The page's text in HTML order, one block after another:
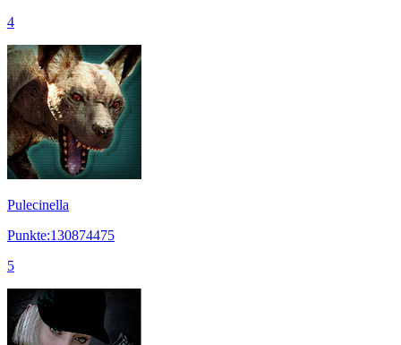
4
Pulecinella
Punkte:130874475
5